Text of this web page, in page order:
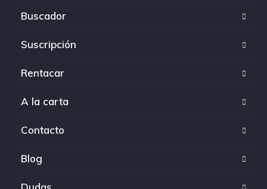
Buscador
Suscripción
Rentacar
A la carta
Contacto
Blog